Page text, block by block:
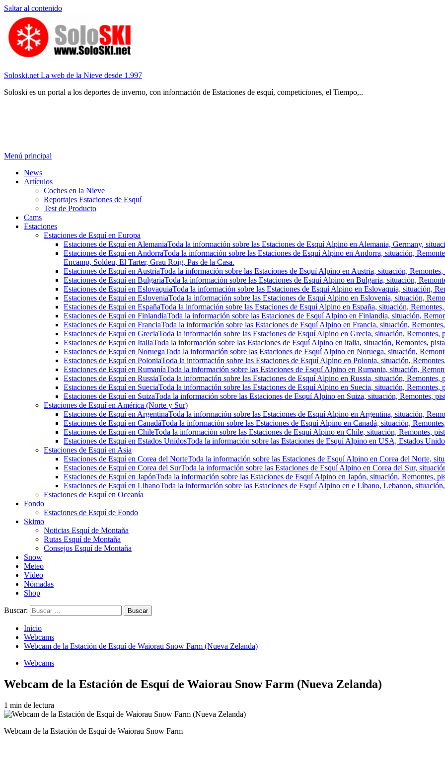
Saltar al contenido
Soloski.net La web de la Nieve desde 1.997
Soloski es un portal a los deportes de inverno, con información de Estaciones de esquí, competiciones, el Tiempo,..
Menú principal
News
Artículos
Coches en la Nieve
Reportajes Estaciones de Esquí
Test de Producto
Cams
Estaciones
Estaciones de Esquí en Europa
Estaciones de Esquí en AlemaniaToda la información sobre las Estaciones de Esquí Alpino en Alemania, Germany,
Estaciones de Esquí en AndorraToda la información sobre las Estaciones de Esquí Alpino en Andorra, situación,
Encamp, Soldeu, El Tarter, Grau Roig, Pas de la Casa.
Estaciones de Esquí en AustriaToda la información sobre las Estaciones de Esquí Alpino en Austria, situación, Remontes,
Estaciones de Esquí en BulgariaToda la información sobre las Estaciones de Esquí Alpino en Bulgaria, situación,
Estaciones de Esquí en EslovaquiaToda la información sobre las Estaciones de Esquí Alpino en Eslovaquia, situación,
Estaciones de Esquí en EsloveniaToda la información sobre las Estaciones de Esquí Alpino en Eslovenia, situación,
Estaciones de Esquí en EspañaToda la información sobre las Estaciones de Esquí Alpino en España, situación,
Estaciones de Esquí en FinlandiaToda la información sobre las Estaciones de Esquí Alpino en Finlandia, situación,
Estaciones de Esquí en FranciaToda la información sobre las Estaciones de Esquí Alpino en Francia, situación,
Estaciones de Esquí en GreciaToda la información sobre las Estaciones de Esquí Alpino en Grecia, situación, Remontes,
Estaciones de Esquí en ItaliaToda la información sobre las Estaciones de Esquí Alpino en italia, situación, Remontes,
Estaciones de Esquí en NoruegaToda la información sobre las Estaciones de Esquí Alpino en Noruega, situación,
Estaciones de Esquí en PoloniaToda la información sobre las Estaciones de Esquí Alpino en Polonia, situación,
Estaciones de Esquí en RumaníaToda la información sobre las Estaciones de Esquí Alpino en Rumania, situación,
Estaciones de Esquí en RussiaToda la información sobre las Estaciones de Esquí Alpino en Russia, situación, Remontes,
Estaciones de Esquí en SueciaToda la información sobre las Estaciones de Esquí Alpino en Suecia, situación, Remontes,
Estaciones de Esquí en SuizaToda la información sobre las Estaciones de Esquí Alpino en Suiza, situación, Remontes,
Estaciones de Esquí en América (Norte y Sur)
Estaciones de Esquí en ArgentinaToda la información sobre las Estaciones de Esquí Alpino en Argentina, situación,
Estaciones de Esquí en CanadáToda la información sobre las Estaciones de Esquí Alpino en Canadá, situación,
Estaciones de Esqui en ChileToda la información sobre las Estaciones de Esquí Alpino en Chile, situación, Remontes,
Estaciones de Esquí en Estados UnidosToda la información sobre las Estaciones de Esquí Alpino en USA, Estados
Estaciones de Esquí en Asia
Estaciones de Esquí en Corea del NorteToda la información sobre las Estaciones de Esquí Alpino en Corea del Norte,
Estaciones de Esquí en Corea del SurToda la información sobre las Estaciones de Esquí Alpino en Corea del Sur,
Estaciones de Esquí en JapónToda la información sobre las Estaciones de Esquí Alpino en Japón, situación, Remontes,
Estaciones de Esquí en LibanoToda la información sobre las Estaciones de Esquí Alpino en e Líbano, Lebanon,
Estaciones de Esquí en Oceanía
Fondo
Estaciones de Esquí de Fondo
Skimo
Noticias Esquí de Montaña
Rutas Esquí de Montaña
Consejos Esquí de Montaña
Snow
Meteo
Vídeo
Nómadas
Shop
Buscar:
Inicio
Webcams
Webcam de la Estación de Esquí de Waiorau Snow Farm (Nueva Zelanda)
Webcams
Webcam de la Estación de Esquí de Waiorau Snow Farm (Nueva Zelanda)
1 min de lectura
Webcam de la Estación de Esquí de Waiorau Snow Farm